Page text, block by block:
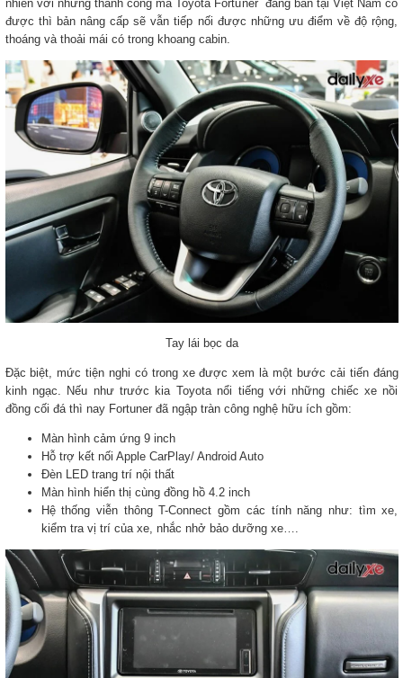
nhiên với những thành công mà Toyota Fortuner đang bán tại Việt Nam có
được thì bản nâng cấp sẽ vẫn tiếp nối được những ưu điểm về độ rộng,
thoáng và thoải mái có trong khoang cabin.
Tay lái bọc da
Đặc biệt, mức tiện nghi có trong xe được xem là một bước cải tiến đáng
kinh ngạc. Nếu như trước kia Toyota nổi tiếng với những chiếc xe nồi
đồng cối đá thì nay Fortuner đã ngập tràn công nghệ hữu ích gồm:
Màn hình cảm ứng 9 inch
Hỗ trợ kết nối Apple CarPlay/ Android Auto
Đèn LED trang trí nội thất
Màn hình hiển thị cùng đồng hồ 4.2 inch
Hệ thống viễn thông T-Connect gồm các tính năng như: tìm xe,
kiểm tra vị trí của xe, nhắc nhở bảo dưỡng xe….